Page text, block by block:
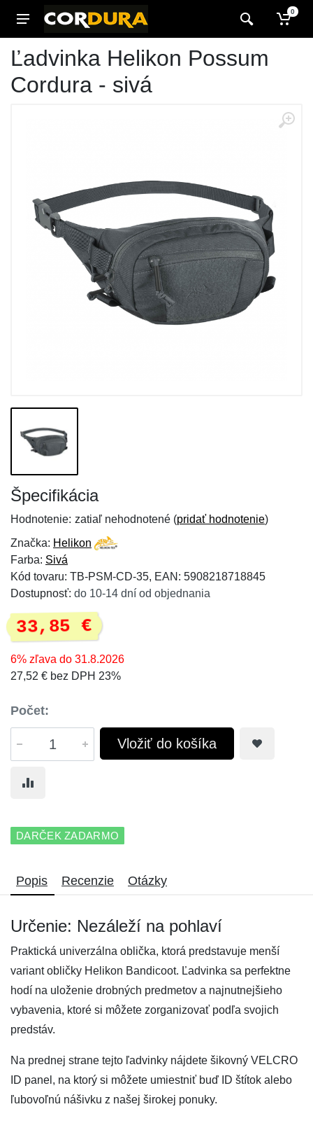
0
Ľadvinka Helikon Possum
Cordura - sivá
Špecifikácia
Hodnotenie: zatiaľ nehodnotené (pridať hodnotenie)
Značka: Helikon
Farba: Sivá
Kód tovaru: TB-PSM-CD-35, EAN: 5908218718845
Dostupnosť: do 10-14 dní od objednania
33,85 €
6% zľava do 31.8.2026
27,52 € bez DPH 23%
Počet:
Vložiť do košíka
DARČEK ZADARMO
Popis Recenzie Otázky
Určenie: Nezáleží na pohlaví
Praktická univerzálna oblička, ktorá predstavuje menší
variant obličky Helikon Bandicoot. Ľadvinka sa perfektne
hodí na uloženie drobných predmetov a najnutnejšieho
vybavenia, ktoré si môžete zorganizovať podľa svojich
predstáv.
Na prednej strane tejto ľadvinky nájdete šikovný VELCRO
ID panel, na ktorý si môžete umiestniť buď ID štítok alebo
ľubovoľnú nášivku z našej širokej ponuky.